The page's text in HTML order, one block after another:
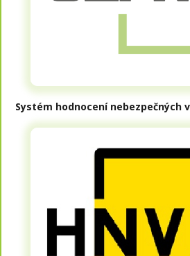
Systém hodnocení nebezpečných